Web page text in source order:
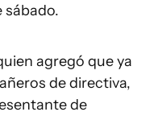
sábado.
agregó que ya
de directiva,
de